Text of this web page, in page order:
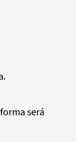
será